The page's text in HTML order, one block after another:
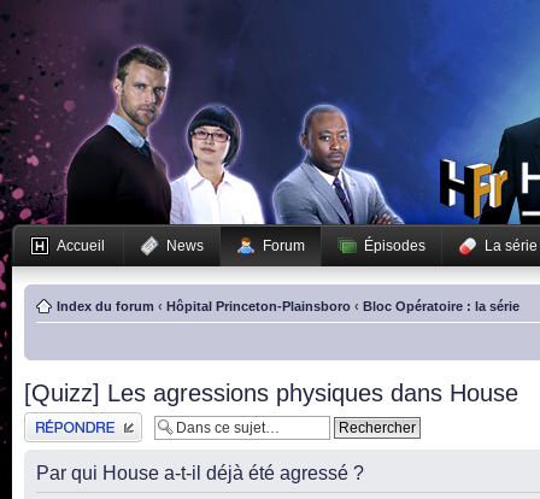
Accueil News Forum Épisodes La série
Index du forum ‹ Hôpital Princeton-Plainsboro ‹ Bloc Opératoire : la série
[Quizz] Les agressions physiques dans House
Publier une réponse
Par qui House a-t-il déjà été agressé ?